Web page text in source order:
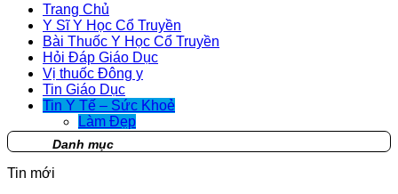
Trang Chủ
Y Sĩ Y Học Cổ Truyền
Bài Thuốc Y Học Cổ Truyền
Hỏi Đáp Giáo Dục
Vị thuốc Đông y
Tin Giáo Dục
Tin Y Tế – Sức Khoẻ
Làm Đẹp
Danh mục
Tin mới